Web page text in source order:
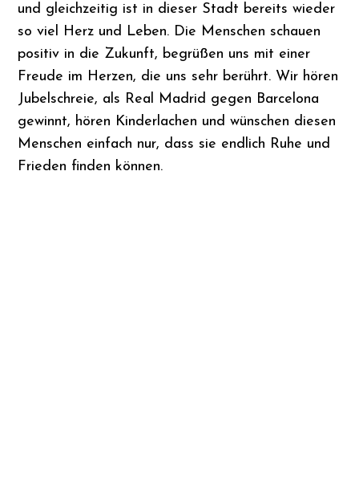
und gleichzeitig ist in dieser Stadt bereits wieder
so viel Herz und Leben. Die Menschen schauen
positiv in die Zukunft, begrüßen uns mit einer
Freude im Herzen, die uns sehr berührt. Wir hören
Jubelschreie, als Real Madrid gegen Barcelona
gewinnt, hören Kinderlachen und wünschen diesen
Menschen einfach nur, dass sie endlich Ruhe und
Frieden finden können.